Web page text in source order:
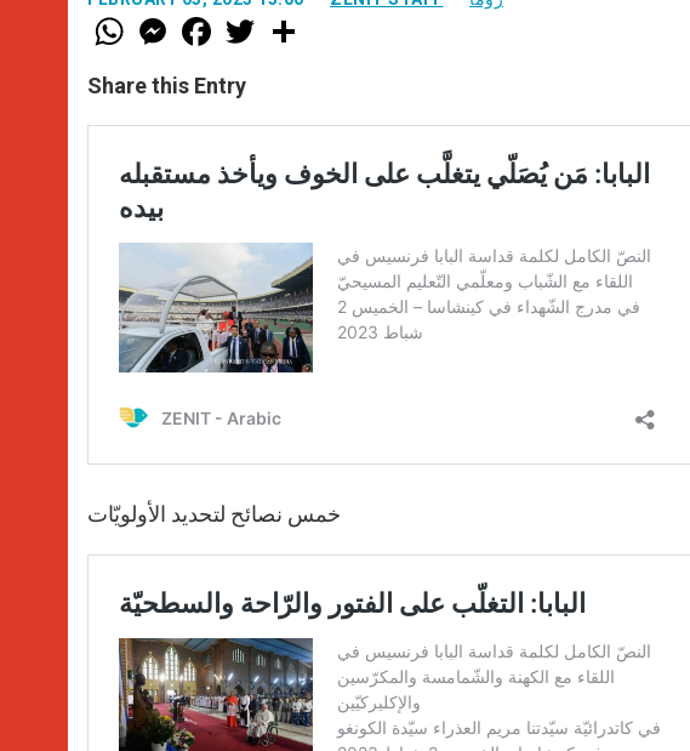
W
h
t
s
A
p
M
e
s
e
n
r
F
a
e
b
o
w
e
Share this Entry
خمس نصائح لتحديد الأولويّات